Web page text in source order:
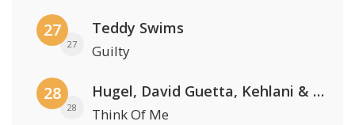
27
27
Teddy Swims
Guilty
28
28
Hugel, David Guetta, Kehlani & Daecolm
Think Of Me